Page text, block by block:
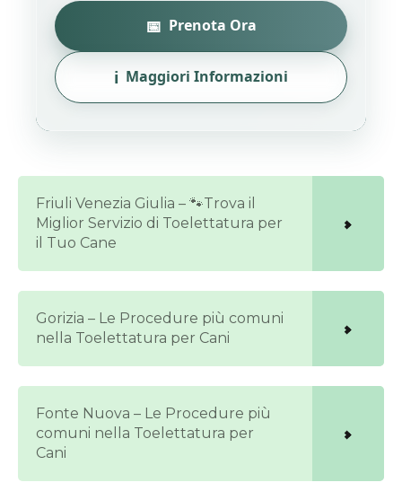
📅 Prenota Ora
ℹ️ Maggiori Informazioni
Friuli Venezia Giulia – 🐾Trova il
Miglior Servizio di Toelettatura per
il Tuo Cane
Gorizia – Le Procedure più comuni
nella Toelettatura per Cani
Fonte Nuova – Le Procedure più
comuni nella Toelettatura per
Cani